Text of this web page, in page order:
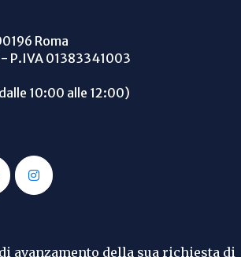
Roma
P.IVA 01383341003
10:00 alle 12:00)
avanzamento della sua richiesta di